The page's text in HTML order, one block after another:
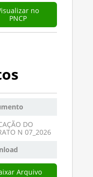
no
PNCP
DO
N 07_2026
Arquivo